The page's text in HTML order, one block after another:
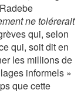
ne tolérerait
qui, selon
qui, soit dit en
les millions de
informels »
que cette